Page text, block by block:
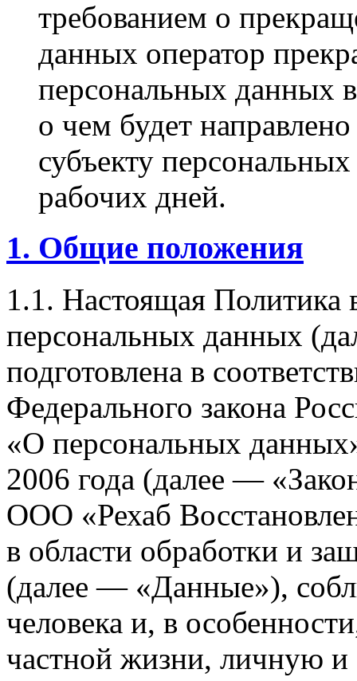
требованием о
данных оператор
персональных данных
о чем будет
субъекту
рабочих дней.
1. Общие положения
1.1. Настоящая Политика
персональных данных
подготовлена в
Федерального закона
«О персональных
2006 года (далее —
ООО «Рехаб
в области обработки и
(далее — «Данные»),
человека и, в
частной жизни, личную и